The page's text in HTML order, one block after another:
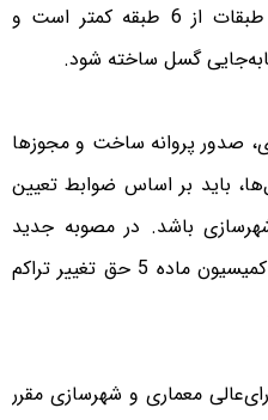
جابه‌جایی عمده، تراکم و تعداد طبقات از 6 طبقه کمتر است و
گسل ساخته شود.
صدور پروانه ساخت و مجوزها
باید بر اساس ضوابط تعیین
باشد. در مصوبه جدید
شورای‌عالی معماری و شهرسازی، کمیسیون ماده 5 حق تغییر تراکم
معماری و شهرسازی مقرر